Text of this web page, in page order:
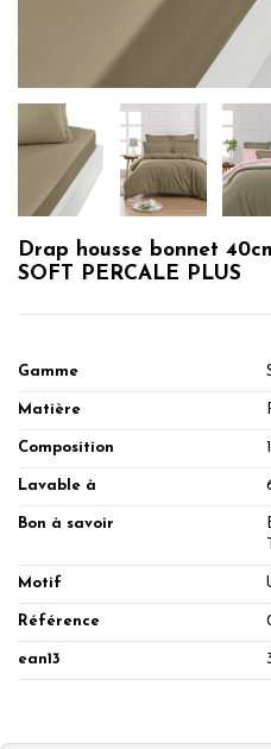
Drap housse bonnet
SOFT PERCALE PLUS
Gamme
Matière
Composition
Lavable à
Bon à savoir
Motif
Référence
ean13